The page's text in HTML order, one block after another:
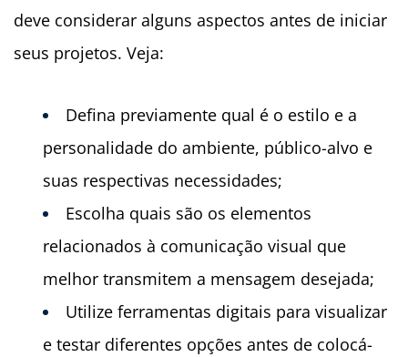
deve considerar alguns aspectos antes de iniciar
seus projetos. Veja:
Defina previamente qual é o estilo e a
personalidade do ambiente, público-alvo e
suas respectivas necessidades;
Escolha quais são os elementos
relacionados à comunicação visual que
melhor transmitem a mensagem desejada;
Utilize ferramentas digitais para visualizar
e testar diferentes opções antes de colocá-